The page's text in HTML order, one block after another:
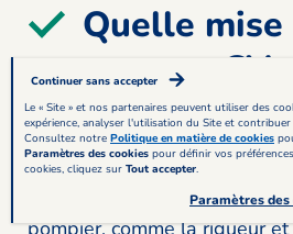
Quelle mise
pour un CV
sapeur-
Soignez la présentation de
Les qualités conférées au
pompier, comme la rigueur
Continuer sans accepter
Le « Site » et nos partenaires peuvent utiliser des
expérience, analyser l'utilisation du Site et
Consultez notre Politique en matière de cookies
Paramètres des cookies pour définir vos
cookies, cliquez sur Tout accepter.
Paramètres des